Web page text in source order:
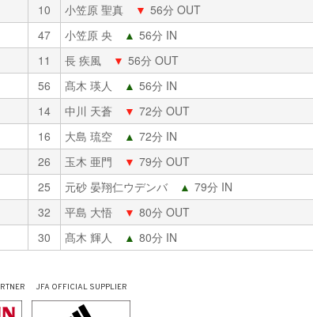
10 小笠原 聖真 ▼ 56分 OUT
47 小笠原 央 ▲ 56分 IN
11 長 疾風 ▼ 56分 OUT
56 髙木 瑛人 ▲ 56分 IN
14 中川 天蒼 ▼ 72分 OUT
16 大島 琉空 ▲ 72分 IN
26 玉木 亜門 ▼ 79分 OUT
25 元砂 晏翔仁ウデンバ ▲ 79分 IN
32
平島 大悟 ▼ 80分 OUT
30
髙木 輝人 ▲ 80分 IN
JFA OFFICIAL SUPPLIER